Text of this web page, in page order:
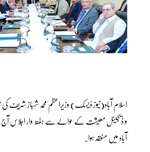
اسلام آباد(نیوز ڈیسک) وزیراعظم محمد شہباز
و ڈیجیٹل معیشت کے حوالے سے ہفتہ وار اجلاس آج
آباد میں منعقد ہوا۔